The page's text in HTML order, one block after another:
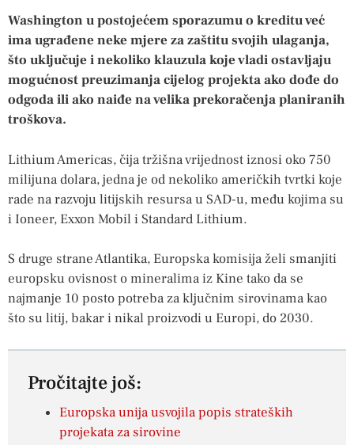
Washington u postojećem sporazumu o kreditu već
ima ugrađene neke mjere za zaštitu svojih ulaganja,
što uključuje i nekoliko klauzula koje vladi ostavljaju
mogućnost preuzimanja cijelog projekta ako dođe do
odgoda ili ako naiđe na velika prekoračenja planiranih
troškova.
Lithium Americas, čija tržišna vrijednost iznosi oko 750
milijuna dolara, jedna je od nekoliko američkih tvrtki koje
rade na razvoju litijskih resursa u SAD-u, među kojima su
i Ioneer, Exxon Mobil i Standard Lithium.
S druge strane Atlantika, Europska komisija želi smanjiti
europsku ovisnost o mineralima iz Kine tako da se
najmanje 10 posto potreba za ključnim sirovinama kao
što su litij, bakar i nikal proizvodi u Europi, do 2030.
Pročitajte još:
Europska unija usvojila popis strateških
projekata za sirovine